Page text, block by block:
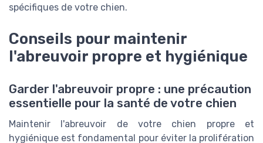
spécifiques de votre chien.
Conseils pour maintenir
l'abreuvoir propre et hygiénique
Garder l'abreuvoir propre : une précaution
essentielle pour la santé de votre chien
Maintenir l'abreuvoir de votre chien propre et
hygiénique est fondamental pour éviter la prolifération